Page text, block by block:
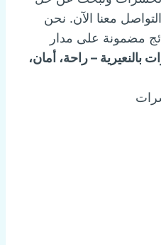
معنا الآن. نحن
مضمونة على مدار
– راحة، أمان،